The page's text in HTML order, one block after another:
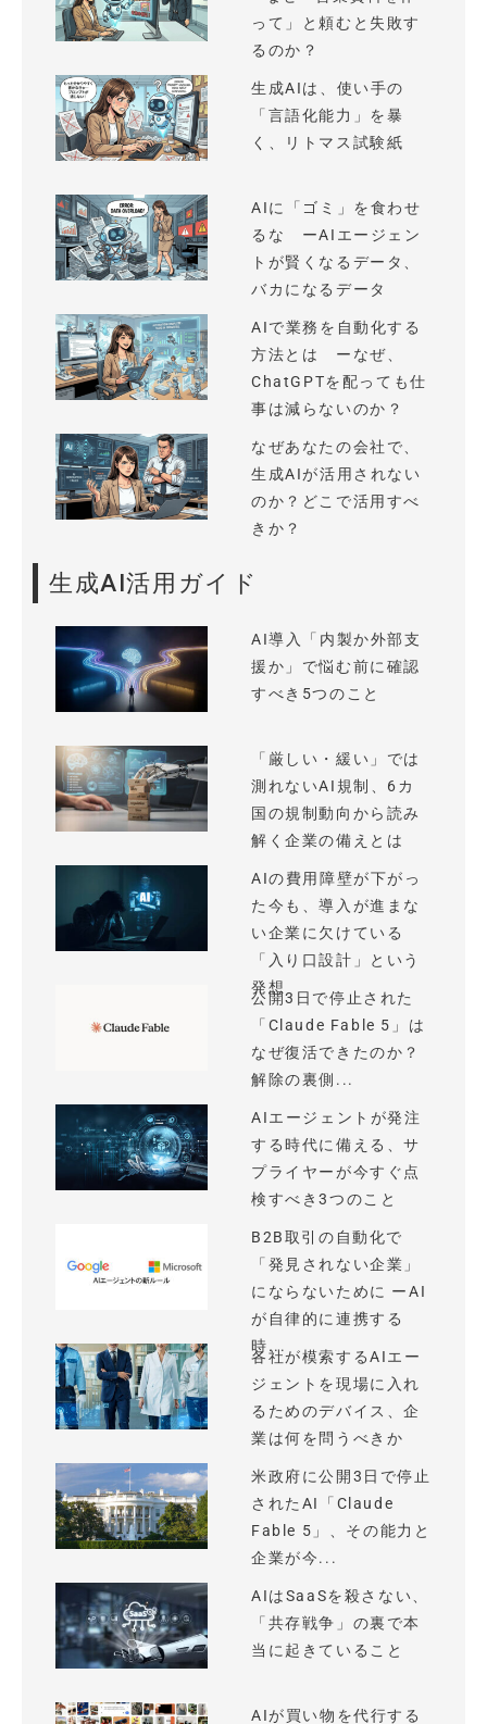
って」と頼むと失敗す
るのか？
生成AIは、使い手の
「言語化能力」を暴
く、リトマス試験紙
AIに「ゴミ」を食わせ
るな ーAIエージェン
トが賢くなるデータ、
バカになるデータ
AIで業務を自動化する
方法とは ーなぜ、
ChatGPTを配っても仕
事は減らないのか？
なぜあなたの会社で、
生成AIが活用されない
のか？どこで活用すべ
きか？
生成AI活用ガイド
AI導入「内製か外部支
援か」で悩む前に確認
すべき5つのこと
「厳しい・緩い」では
測れないAI規制、6カ
国の規制動向から読み
解く企業の備えとは
AIの費用障壁が下がっ
た今も、導入が進まな
い企業に欠けている
「入り口設計」という
発想
公開3日で停止された
「Claude Fable 5」は
なぜ復活できたのか？
解除の裏側...
AIエージェントが発注
する時代に備える、サ
プライヤーが今すぐ点
検すべき3つのこと
B2B取引の自動化で
「発見されない企業」
にならないために ーAI
が自律的に連携する
時...
各社が模索するAIエー
ジェントを現場に入れ
るためのデバイス、企
業は何を問うべきか
米政府に公開3日で停止
されたAI「Claude
Fable 5」、その能力と
企業が今...
AIはSaaSを殺さない、
「共存戦争」の裏で本
当に起きていること
AIが買い物を代行する